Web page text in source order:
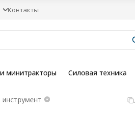
Контакты
минитракторы Силовая техника
инструмент